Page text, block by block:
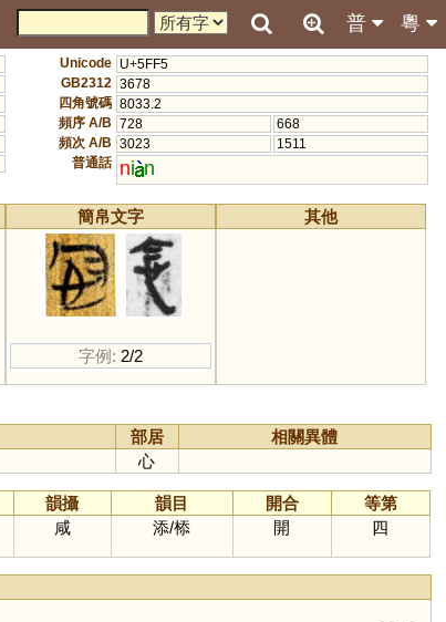
粵
普
Unicode U+5FF5
GB2312 3678
四角號碼 8033.2
頻序 A/B 728
668
頻次 A/B 3023
1511
普通話 ni n
簡帛文字
字例: 2/2
其他
部居
相關異體
心
韻攝 韻目 開合
等第
咸 添/㮇 開 四